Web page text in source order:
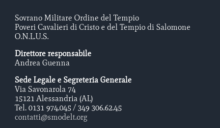
Sovrano Militare Ordine del Tempio
Poveri Cavalieri di Cristo e del Tempio di Salomone
O.N.L.U.S.
Direttore responsabile
Andrea Guenna
Sede Legale e Segreteria Generale
Via Savonarola 74
15121 Alessandria (AL)
Tel. 0131 974.045 / 349 306.62.45
contatti@smodelt.org